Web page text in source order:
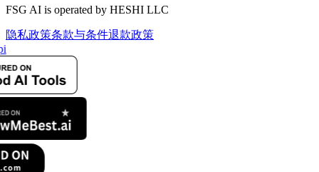
FSG AI is operated by HESHI LLC
隐私政策条款与条件退款政策